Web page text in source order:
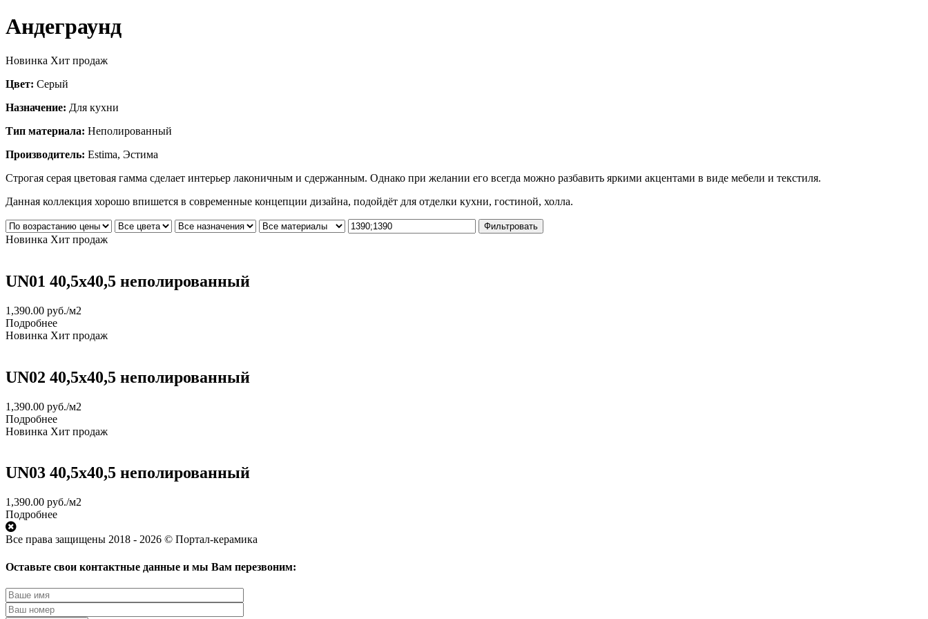
Андеграунд
Новинка Хит продаж
Цвет: Серый
Назначение: Для кухни
Тип материала: Неполированный
Производитель: Estima, Эстима
Строгая серая цветовая гамма сделает интерьер лаконичным и сдержанным. Однако при желании его всегда можно разбавить яркими акцентами в виде мебели и текстиля.
Данная коллекция хорошо впишется в современные концепции дизайна, подойдёт для отделки кухни, гостиной, холла.
Фильтровать
Новинка Хит продаж
UN01 40,5x40,5 неполированный
1,390.00 руб./м2
Подробнее
Новинка Хит продаж
UN02 40,5x40,5 неполированный
1,390.00 руб./м2
Подробнее
Новинка Хит продаж
UN03 40,5x40,5 неполированный
1,390.00 руб./м2
Подробнее
Все права защищены 2018 - 2026 © Портал-керамика
Оставьте свои контактные данные и мы Вам перезвоним: